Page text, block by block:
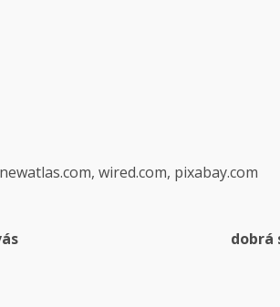
wired.com, pixabay.com
dobrá